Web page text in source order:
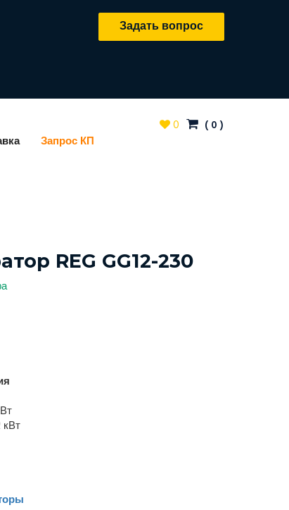
Задать вопрос
Запрос КП
0 ( 0)
REG GG12-230